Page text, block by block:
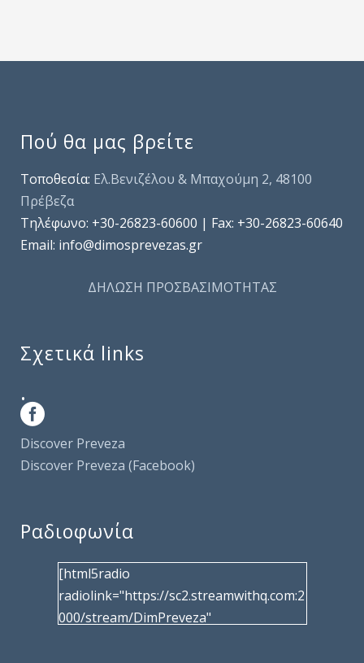
Πού θα μας βρείτε
Τοποθεσία: Ελ.Βενιζέλου & Μπαχούμη 2, 48100
Πρέβεζα
Τηλέφωνo: +30-26823-60600 | Fax: +30-26823-60640
Email: info@dimosprevezas.gr
ΔΗΛΩΣΗ ΠΡΟΣΒΑΣΙΜΟΤΗΤΑΣ
Σχετικά links
.
Discover Preveza
Discover Preveza (Facebook)
Ραδιοφωνία
[html5radio
radiolink="https://sc2.streamwithq.com:2
000/stream/DimPreveza"